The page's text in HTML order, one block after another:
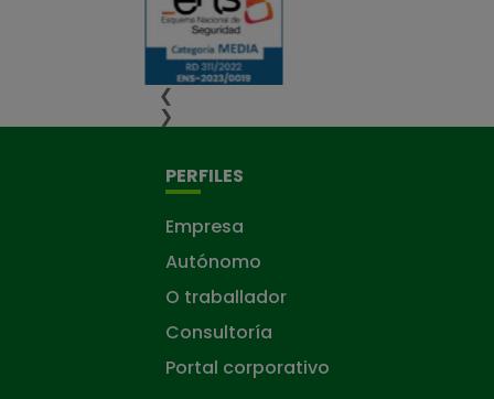
❮
❯
PERFILES
Empresa
Autónomo
O traballador
Consultoría
Portal corporativo